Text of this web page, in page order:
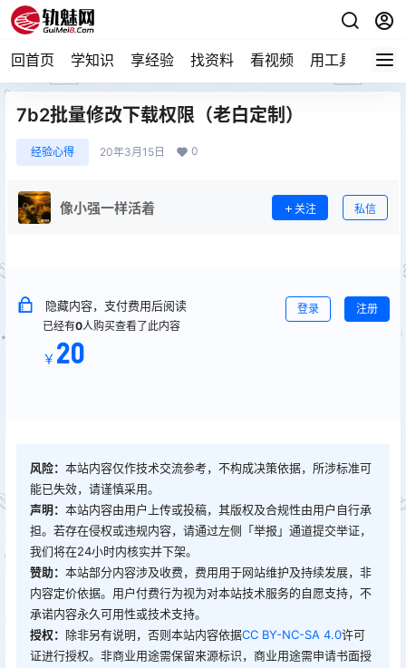
回首页 学知识 享经验 找资料 看视频 用工具 论技
7b2批量修改下载权限（老白定制）
经验心得 20年3月15日 0
像小强一样活着 关注 私信
隐藏内容，支付费用后阅读
已经有0人购买查看了此内容
￥ 20
登录 注册
风险： 本站内容仅作技术交流参考，不构成决策依据，所涉标准可
能已失效，请谨慎采用。
声明： 本站内容由用户上传或投稿，其版权及合规性由用户自行承
担。若存在侵权或违规内容，请通过左侧「举报」通道提交举证，
我们将在24小时内核实并下架。
赞助： 本站部分内容涉及收费，费用用于网站维护及持续发展，非
内容定价依据。用户付费行为视为对本站技术服务的自愿支持，不
承诺内容永久可用性或技术支持。
授权： 除非另有说明，否则本站内容依据CC BY-NC-SA 4.0许可
证进行授权。非商业用途需保留来源标识，商业用途需申请书面授